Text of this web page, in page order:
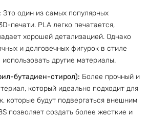
Это один из самых популярных
печати. PLA легко печатается,
хорошей детализацией. Однако
и долговечных фигурок в стиле
другие материалы.
бутадиен-стирол): Более прочный и
который идеально подходит для
которые будут подвергаться внешним
позволяет создать более жесткие и